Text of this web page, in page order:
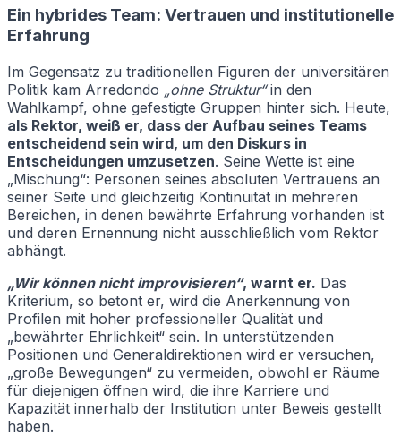
Ein hybrides Team: Vertrauen und institutionelle
Erfahrung
Im Gegensatz zu traditionellen Figuren der universitären
Politik kam Arredondo „ohne Struktur“in den
Wahlkampf, ohne gefestigte Gruppen hinter sich. Heute,
als Rektor, weiß er, dass der Aufbau seines Teams
entscheidend sein wird, um den Diskurs in
Entscheidungen umzusetzen. Seine Wette ist eine
„Mischung“: Personen seines absoluten Vertrauens an
seiner Seite und gleichzeitig Kontinuität in mehreren
Bereichen, in denen bewährte Erfahrung vorhanden ist
und deren Ernennung nicht ausschließlich vom Rektor
abhängt.
„Wir können nicht improvisieren“, warnt er. Das
Kriterium, so betont er, wird die Anerkennung von
Profilen mit hoher professioneller Qualität und
„bewährter Ehrlichkeit“ sein. In unterstützenden
Positionen und Generaldirektionen wird er versuchen,
„große Bewegungen“ zu vermeiden, obwohl er Räume
für diejenigen öffnen wird, die ihre Karriere und
Kapazität innerhalb der Institution unter Beweis gestellt
haben.